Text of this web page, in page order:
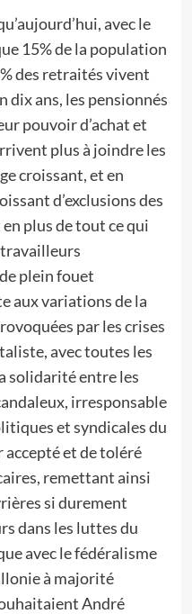
avec le
15% de la population
des retraités vivent
dix ans, les pensionnés
pouvoir d’achat et
plus à joindre les
croissant, et en
d’exclusions des
plus de tout ce qui
travailleurs
plein fouet
aux variations de la
par les crises
avec toutes les
solidarité entre les
irresponsable
et syndicales du
et de toléré
remettant ainsi
si durement
dans les luttes du
avec le fédéralisme
à majorité
André